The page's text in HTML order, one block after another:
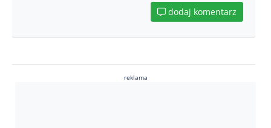
dodaj komentarz
reklama